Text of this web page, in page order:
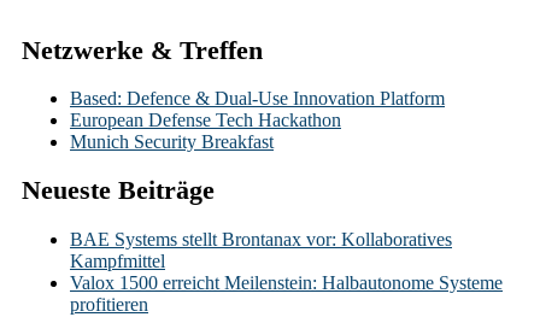
Netzwerke & Treffen
Based: Defence & Dual-Use Innovation Platform
European Defense Tech Hackathon
Munich Security Breakfast
Neueste Beiträge
BAE Systems stellt Brontanax vor: Kollaboratives
Kampfmittel
Valox 1500 erreicht Meilenstein: Halbautonome Systeme
profitieren